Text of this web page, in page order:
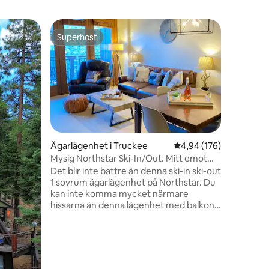
Superhost
Superhost
Ägarlägenhet i Truckee 4,94 av 5 i
4,94 (176)
Mysig Northstar Ski-In/Out. Mitt emot
hissar
Det blir inte bättre än denna ski-in ski-out
1 sovrum ägarlägenhet på Northstar. Du
kan inte komma mycket närmare
hissarna än denna lägenhet med balkong